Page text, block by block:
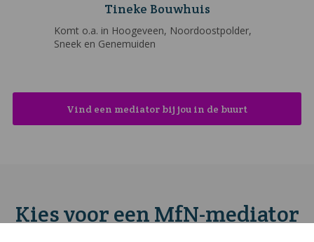
Tineke Bouwhuis
Komt o.a. in Hoogeveen, Noordoostpolder,
Sneek en Genemuiden
Vind een mediator bij jou in de buurt
Kies voor een MfN-mediator